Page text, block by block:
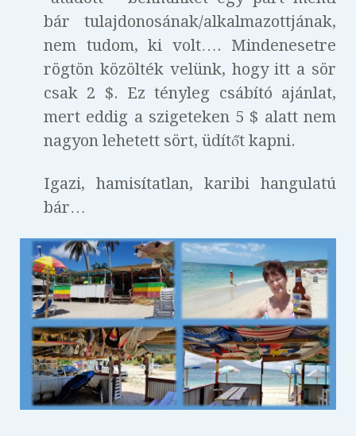
bár tulajdonosának/alkalmazottjának,
nem tudom, ki volt…. Mindenesetre
rögtön közölték velünk, hogy itt a sör
csak 2 $. Ez tényleg csábító ajánlat,
mert eddig a szigeteken 5 $ alatt nem
nagyon lehetett sört, üdítőt kapni.
Igazi, hamisítatlan, karibi hangulatú
bár…